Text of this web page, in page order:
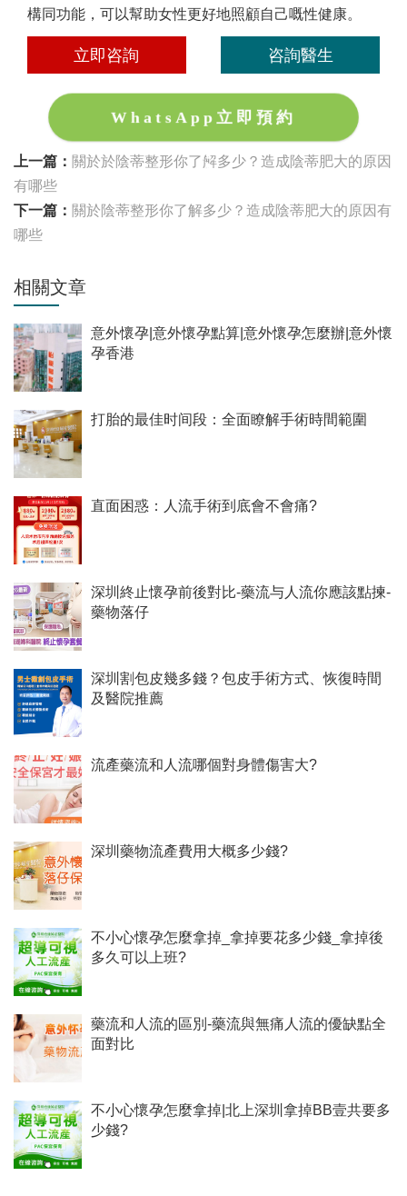
構同功能，可以幫助女性更好地照顧自己嘅性健康。
立即咨詢 咨詢醫生
WhatsApp立即預約
上一篇： 關於於陰蒂整形你了解多少？造成陰蒂肥大的原因
有哪些
下一篇： 關於陰蒂整形你了解多少？造成陰蒂肥大的原因有
哪些
相關文章
意外懷孕|意外懷孕點算|意外懷孕怎麼辦|意外懷
孕香港
打胎的最佳时间段：全面瞭解手術時間範圍
直面困惑：人流手術到底會不會痛?
深圳終止懷孕前後對比-藥流与人流你應該點揀-
藥物落仔
深圳割包皮幾多錢？包皮手術方式、恢復時間
及醫院推薦
流產藥流和人流哪個對身體傷害大?
深圳藥物流產費用大概多少錢?
不小心懷孕怎麼拿掉_拿掉要花多少錢_拿掉後
多久可以上班?
藥流和人流的區別-藥流與無痛人流的優缺點全
面對比
不小心懷孕怎麼拿掉|北上深圳拿掉BB壹共要多
少錢?